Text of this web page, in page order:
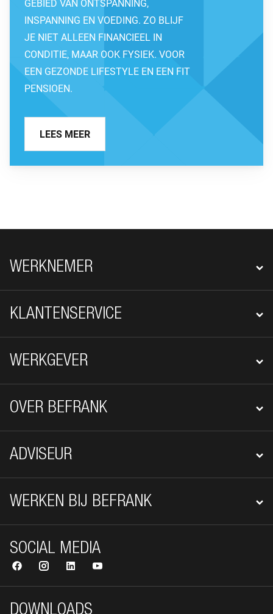
GEBIED VAN ONTSPANNING,
INSPANNING EN VOEDING. ZO BLIJF
JE NIET ALLEEN FINANCIEEL IN
CONDITIE, MAAR OOK FYSIEK. VOOR
EEN GEZONDE LIFESTYLE EN EEN FIT
PENSIOEN.
LEES MEER
FOOTER NAVIGATIE
WERKNEMER
KLANTENSERVICE
WERKGEVER
OVER BEFRANK
ADVISEUR
WERKEN BIJ BEFRANK
SOCIAL MEDIA